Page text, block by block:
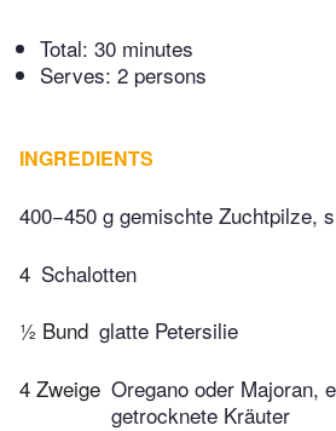
Total: 30 minutes
Serves: 2 persons
INGREDIENTS
400−450 g gemischte Zuchtpilze,
4 Schalotten
½ Bund glatte Petersilie
4 Zweige Oregano oder Majoran,
getrocknete Kräuter